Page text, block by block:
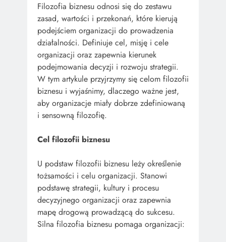
Filozofia biznesu odnosi się do zestawu
zasad, wartości i przekonań, które kierują
podejściem organizacji do prowadzenia
działalności. Definiuje cel, misję i cele
organizacji oraz zapewnia kierunek
podejmowania decyzji i rozwoju strategii.
W tym artykule przyjrzymy się celom filozofii
biznesu i wyjaśnimy, dlaczego ważne jest,
aby organizacje miały dobrze zdefiniowaną
i sensowną filozofię.
Cel filozofii biznesu
U podstaw filozofii biznesu leży określenie
tożsamości i celu organizacji. Stanowi
podstawę strategii, kultury i procesu
decyzyjnego organizacji oraz zapewnia
mapę drogową prowadzącą do sukcesu.
Silna filozofia biznesu pomaga organizacji: